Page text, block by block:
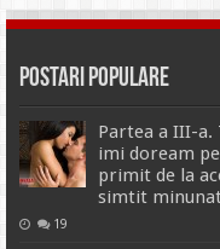
Postari Populare
Partea a III-a.
imi doream
primit de la
simtit
19